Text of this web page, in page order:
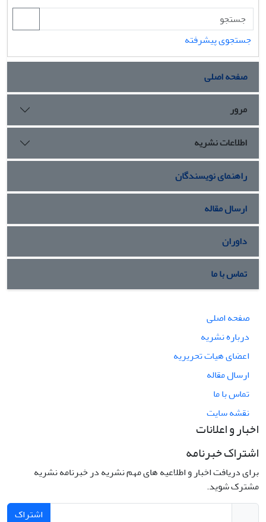
جستجوی پیشرفته
صفحه اصلی
مرور
اطلاعات نشریه
راهنمای نویسندگان
ارسال مقاله
داوران
تماس با ما
صفحه اصلی
درباره نشریه
اعضای هیات تحریریه
ارسال مقاله
تماس با ما
نقشه سایت
اخبار و اعلانات
اشتراک خبرنامه
برای دریافت اخبار و اطلاعیه های مهم نشریه در خبرنامه نشریه
مشترک شوید.
اشتراک